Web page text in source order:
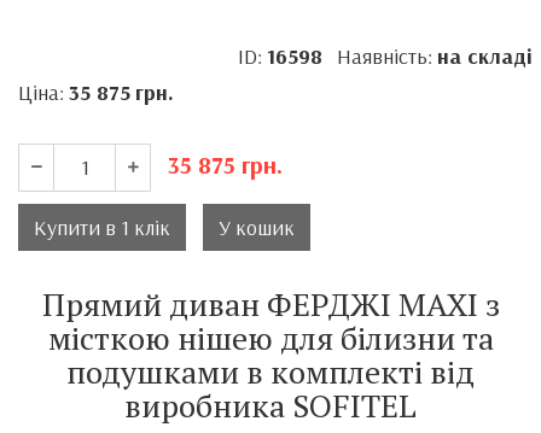
ID: 16598 Наявність: на складі
Ціна: 35 875 грн.
35 875 грн.
Купити в 1 клік У кошик
Прямий диван ФЕРДЖІ MAXI з
місткою нішею для білизни та
подушками в комплекті від
виробника SOFITEL